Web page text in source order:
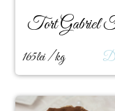
Tort Gabriel
165lei / kg